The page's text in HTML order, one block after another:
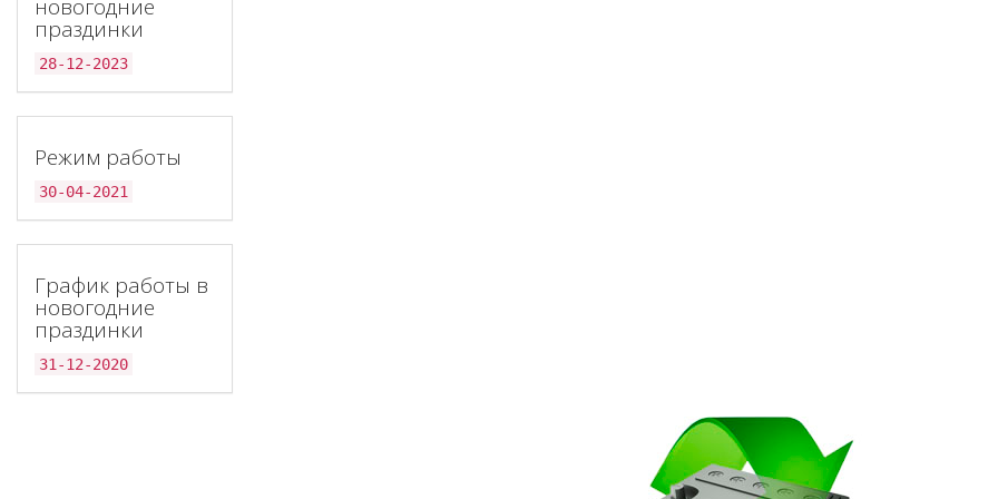
новогодние
праздинки
28-12-2023
Режим работы
30-04-2021
График работы в
новогодние
праздинки
31-12-2020